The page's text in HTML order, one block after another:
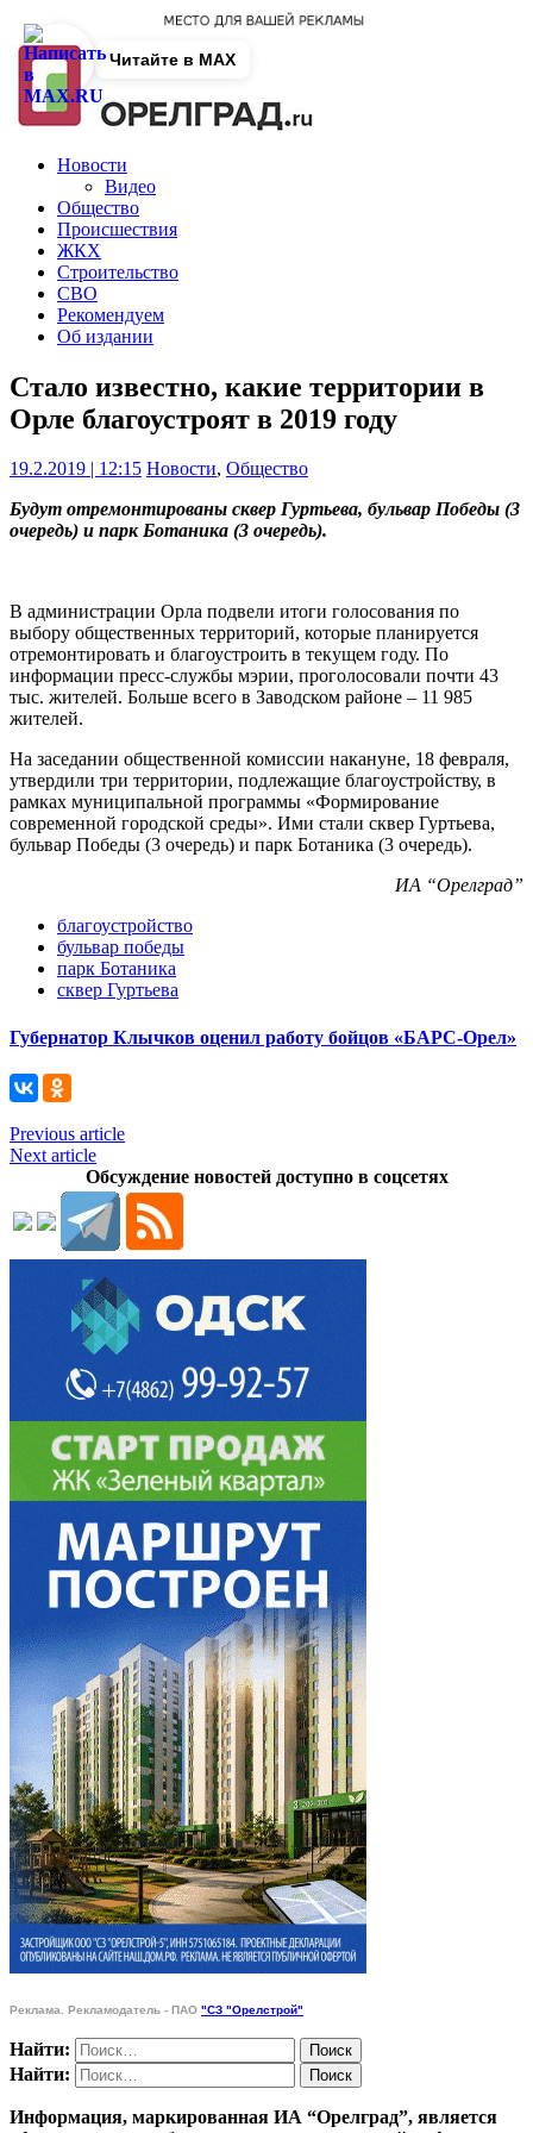
Новости
Видео
Общество
Происшествия
ЖКХ
Строительство
СВО
Рекомендуем
Об издании
Стало известно, какие территории в
Орле благоустроят в 2019 году
19.2.2019 | 12:15 Новости, Общество
Будут отремонтированы сквер Гуртьева, бульвар Победы (3
очередь) и парк Ботаника (3 очередь).
В администрации Орла подвели итоги голосования по
выбору общественных территорий, которые планируется
отремонтировать и благоустроить в текущем году. По
информации пресс-службы мэрии, проголосовали почти 43
тыс. жителей. Больше всего в Заводском районе – 11 985
жителей.
На заседании общественной комиссии накануне, 18 февраля,
утвердили три территории, подлежащие благоустройству, в
рамках муниципальной программы «Формирование
современной городской среды». Ими стали сквер Гуртьева,
бульвар Победы (3 очередь) и парк Ботаника (3 очередь).
ИА “Орелград”
благоустройство
бульвар победы
парк Ботаника
сквер Гуртьева
Губернатор Клычков оценил работу бойцов «БАРС-Орел»
Previous article
Next article
Обсуждение новостей доступно в соцсетях
Реклама. Рекламодатель - ПАО "СЗ "Орелстрой"
Найти:
Найти:
Информация, маркированная ИА “Орелград”, является
Читайте в MAX